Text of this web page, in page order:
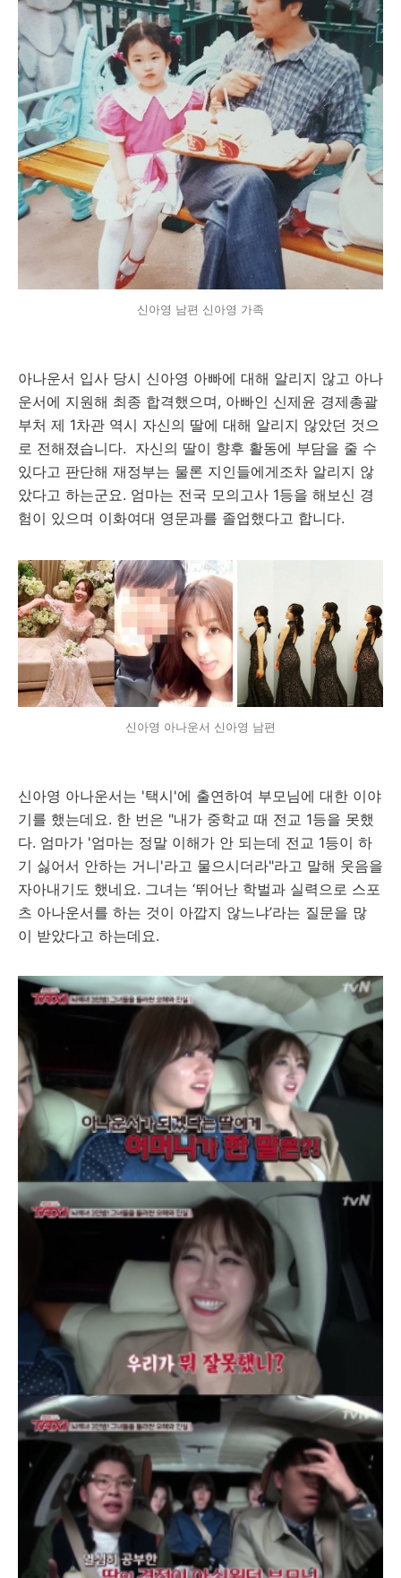
신아영 남편 신아영 가족
아나운서 입사 당시 신아영 아빠에 대해 알리지 않고 아나
운서에 지원해 최종 합격했으며, 아빠인 신제윤 경제총괄
부처 제 1차관 역시 자신의 딸에 대해 알리지 않았던 것으
로 전해졌습니다. 자신의 딸이 향후 활동에 부담을 줄 수
있다고 판단해 재정부는 물론 지인들에게조차 알리지 않
았다고 하는군요. 엄마는 전국 모의고사 1등을 해보신 경
험이 있으며 이화여대 영문과를 졸업했다고 합니다.
신아영 아나운서 신아영 남편
신아영 아나운서는 '택시'에 출연하여 부모님에 대한 이야
기를 했는데요. 한 번은 "내가 중학교 때 전교 1등을 못했
다. 엄마가 '엄마는 정말 이해가 안 되는데 전교 1등이 하
기 싫어서 안하는 거니'라고 물으시더라"라고 말해 웃음을
자아내기도 했네요. 그녀는 ‘뛰어난 학벌과 실력으로 스포
츠 아나운서를 하는 것이 아깝지 않느냐’라는 질문을 많
이 받았다고 하는데요.